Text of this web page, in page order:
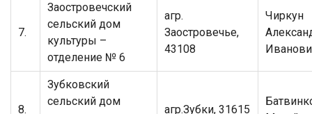
7.
Заостровечский
сельский дом
культуры –
отделение № 6
агр.
Заостровечье,
43108
Чиркун
8.
Зубковский
сельский дом
агр.Зубки, 31615